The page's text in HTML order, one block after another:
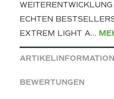
ECHTEN
EXTREM LIGHT A…
BEWERTUNGEN